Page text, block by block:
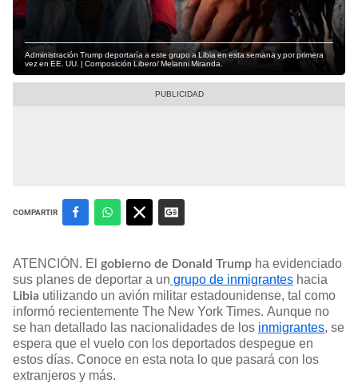
Administración Trump deportaría a este grupo a Libia en esta semana y por primera
vez en EE. UU. | Composición Libero/ Melanni Miranda.
COMPARTIR
ATENCIÓN. El gobierno de Donald Trump ha evidenciado
sus planes de deportar a un grupo de inmigrantes hacia
Libia utilizando un avión militar estadounidense, tal como
informó recientemente The New York Times. Aunque no
se han detallado las nacionalidades de los inmigrantes, se
espera que el vuelo con los deportados despegue en
estos días. Conoce en esta nota lo que pasará con los
extranjeros y más.